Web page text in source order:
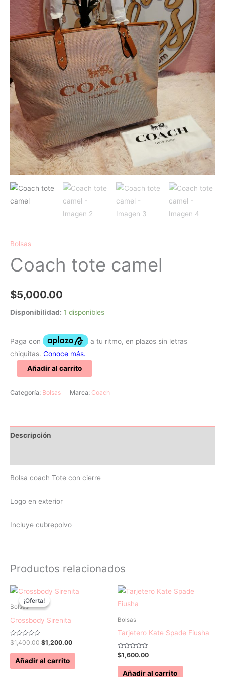
Bolsas
Coach tote camel
$5,000.00
Disponibilidad: 1 disponibles
Añadir al carrito
Categoría: Bolsas Marca: Coach
Descripción
Bolsa coach Tote con cierre
Logo en exterior
Incluye cubrepolvo
Productos relacionados
¡Oferta!
¡Oferta!
Bolsas
Crossbody Sirenita
Valorado
con
0
$1,400.00
El
precio
original
$1,400.00.
$1,200.00
El
Añadir al carrito
Bolsas
Tarjetero Kate Spade Fiusha
Valorado
con
0
$1,600.00
Añadir al carrito